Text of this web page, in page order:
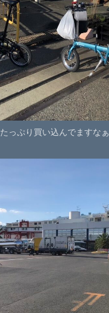
たっぷり買い込んでますなぁ